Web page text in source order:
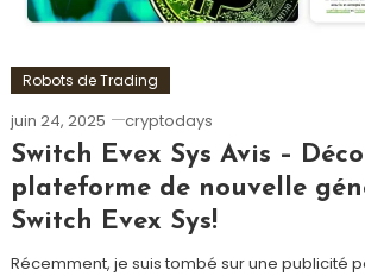
Robots de Trading
juin 24, 2025 cryptodays
Switch Evex Sys Avis –
plateforme de nouvelle
Switch Evex Sys!
Récemment, je suis tombé sur une publicité